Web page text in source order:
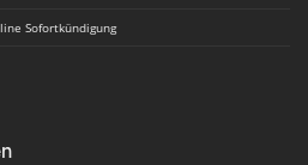
Sofortkündigung